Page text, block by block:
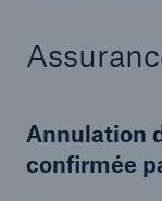
Annulation
confirmée